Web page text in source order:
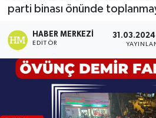
parti binası önünde
HABER MERKEZI
EDITÖR
31.03.2024
Tüm Manşetler
Son Dakika Haberleri
Haber Arşivi